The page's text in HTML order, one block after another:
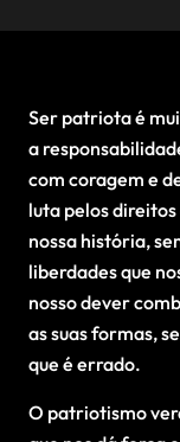
Ser patriota é
a
com coragem e
luta pelos
nossa história,
liberdades que
nosso dever
as suas formas,
que é errado.
O patriotismo